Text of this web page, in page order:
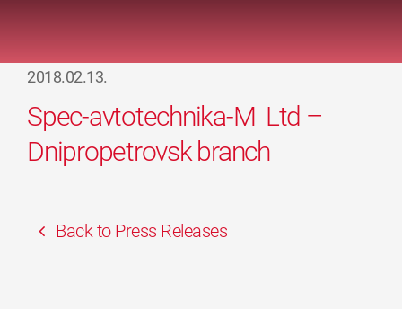
2018.02.13.
Spec-avtotechnika-M Ltd –
Dnipropetrovsk branch
Back to Press Releases